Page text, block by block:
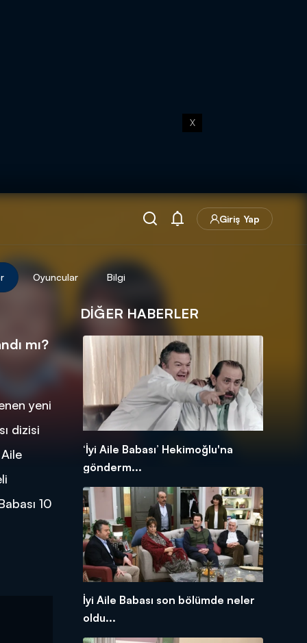
X
Giriş Yap
Oyuncular Bilgi
mı?
yeni
dizisi
10
DIĞER HABERLER
‘İyi Aile Babası’ Hekimoğlu'na
gönderm...
İyi Aile Babası son bölümde neler
oldu...